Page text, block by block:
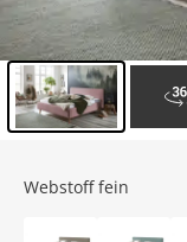
Webstoff fein